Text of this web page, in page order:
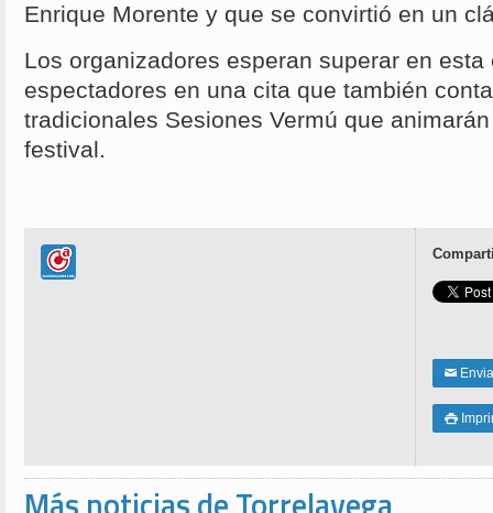
Enrique Morente y que se convirtió en un
Los organizadores esperan superar en
espectadores en una cita que también
tradicionales Sesiones Vermú que
festival.
✉
